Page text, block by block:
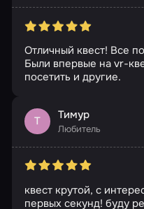
Отличный квест! Все
Были впервые на vr-
посетить и другие.
Т Тимур
Любитель
квест крутой, с
первых секунд! буду